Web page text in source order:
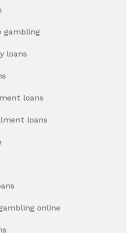
gambling
loans
loans
loans
online